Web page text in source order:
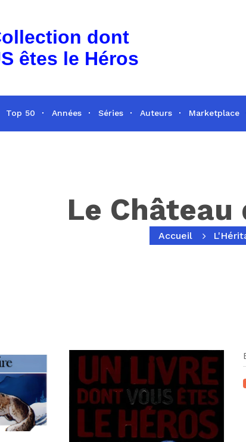
dont
êtes le Héros
Top 50 Années Séries Auteurs Marketplace
Le
Accueil